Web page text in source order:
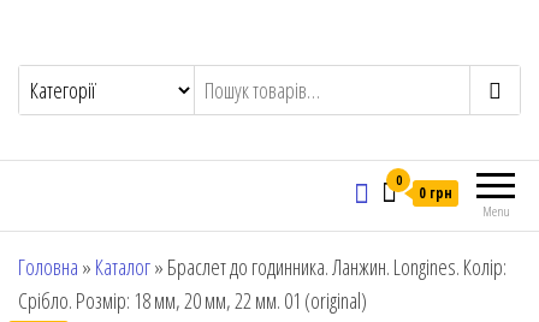
Menu
0
0 грн
Головна » Каталог» Браслет до годинника. Ланжин. Longines. Колір:
Срібло. Розмір: 18 мм, 20 мм, 22 мм. 01 (original)